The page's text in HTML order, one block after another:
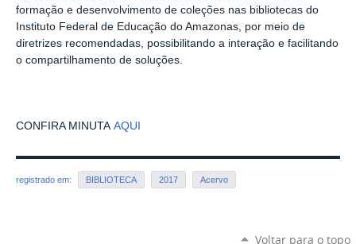
formação e desenvolvimento de coleções nas bibliotecas do
Instituto Federal de Educação do Amazonas, por meio de
diretrizes recomendadas, possibilitando a interação e facilitando
o compartilhamento de soluções.
CONFIRA MINUTA AQUI
registrado em: BIBLIOTECA 2017 Acervo
Voltar para o topo